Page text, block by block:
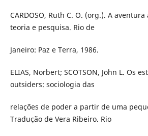
CARDOSO, Ruth C. O. (org.). A
teoria e pesquisa. Rio de
Janeiro: Paz e Terra, 1986.
ELIAS, Norbert; SCOTSON, John L. Os
outsiders: sociologia das
relações de poder a partir de uma
Tradução de Vera Ribeiro. Rio